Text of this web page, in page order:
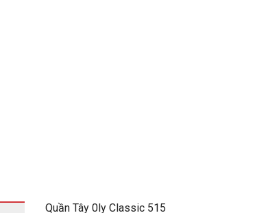
Quần Tây 0ly Classic 515